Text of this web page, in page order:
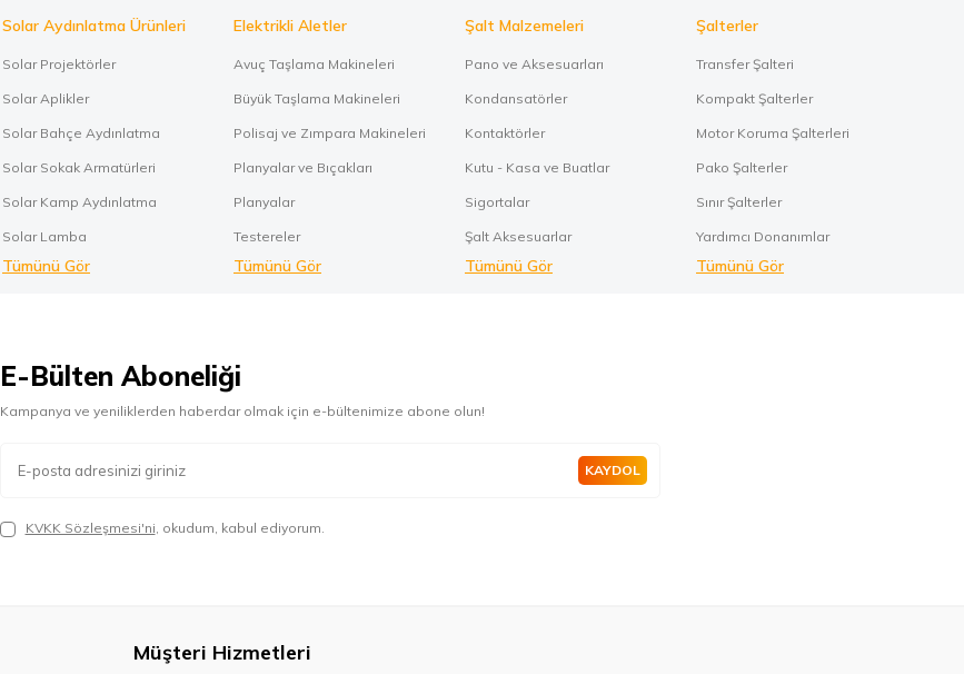
Solar Aydınlatma Ürünleri
Solar Projektörler
Solar Aplikler
Solar Bahçe Aydınlatma
Solar Sokak Armatürleri
Solar Kamp Aydınlatma
Solar Lamba
Tümünü Gör
Elektrikli Aletler
Avuç Taşlama Makineleri
Büyük Taşlama Makineleri
Polisaj ve Zımpara Makineleri
Planyalar ve Bıçakları
Planyalar
Testereler
Tümünü Gör
Şalt Malzemeleri
Pano ve Aksesuarları
Kondansatörler
Kontaktörler
Kutu - Kasa ve Buatlar
Sigortalar
Şalt Aksesuarlar
Tümünü Gör
Şalterler
Transfer Şalteri
Kompakt Şalterler
Motor Koruma Şalterleri
Pako Şalterler
Sınır Şalterler
Yardımcı Donanımlar
Tümünü Gör
E-Bülten Aboneliği
Kampanya ve yeniliklerden haberdar olmak için e-bültenimize abone olun!
KAYDOL
KVKK Sözleşmesi'ni, okudum, kabul ediyorum.
Müşteri Hizmetleri